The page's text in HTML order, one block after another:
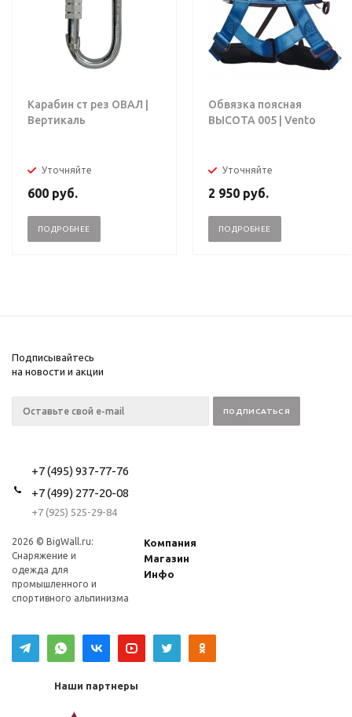
Карабин ст рез ОВАЛ |
Вертикаль
Уточняйте
600 руб.
ПОДРОБНЕЕ
Обвязка поясная
ВЫСОТА 005 | Vento
Уточняйте
2 950 руб.
ПОДРОБНЕЕ
Подписывайтесь
на новости и акции
+7 (495) 937-77-76
+7 (499) 277-20-08
+7 (925) 525-29-84
2026 © BigWall.ru:
Снаряжение и
одежда для
промышленного и
спортивного альпинизма
Компания
Магазин
Инфо
Наши партнеры